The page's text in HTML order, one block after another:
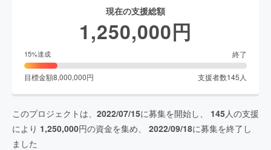
現在の支援総額
1,250,000円
15%達成 終了
目標金額8,000,000円 支援者数145 人
このプロジェクトは、 2022/07/15に募集を開始し、 145人の支援
により 1,250,000円の資金を集め、 2022/09/18に募集を終了し
ました